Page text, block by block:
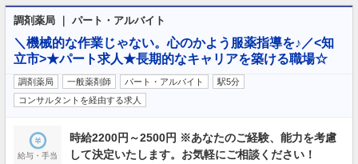
調剤薬局 ｜ パート・アルバイト
＼機械的な作業じゃない。心のかよう服薬指導を♪／<知
立市>★パート求人★長期的なキャリアを築ける職場☆
調剤薬局 一般薬剤師 パート・アルバイト
駅5分
コンサルタントを経由する求人
給与・手当
時給2200円～2500円 ※あなたのご経験、能力を考慮
して決定いたします。お気軽にご相談ください！